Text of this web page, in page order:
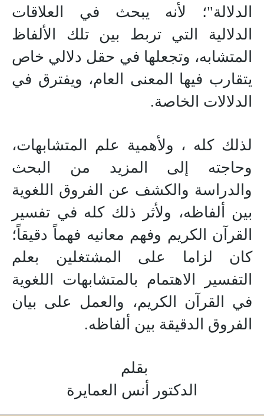
الدلالة"؛ لأنه يبحث في العلاقات
الدلالية التي تربط بين تلك الألفاظ
المتشابه، وتجعلها في حقل دلالي خاص
يتقارب فيها المعنى العام، ويفترق في
الدلالات الخاصة.
لذلك كله ، ولأهمية علم المتشابهات،
وحاجته إلى المزيد من البحث
والدراسة والكشف عن الفروق اللغوية
بين ألفاظه، ولأثر ذلك كله في تفسير
القرآن الكريم وفهم معانيه فهماً دقيقاً؛
كان لزاما على المشتغلين بعلم
التفسير الاهتمام بالمتشابهات اللغوية
في القرآن الكريم، والعمل على بيان
الفروق الدقيقة بين ألفاظه.
بقلم
الدكتور أنس العمايرة